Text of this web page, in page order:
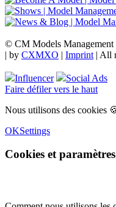
© CM Models Management
| by CXMXO | Imprint | All
Influencer
Social Ads
Faire défiler vers le haut
Nous utilisons des cookies
OKSettings
Cookies et